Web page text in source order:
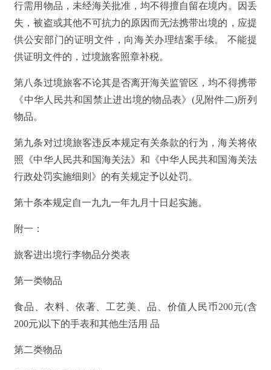
行需用物品，未经海关批准，均不得擅自留在境内。因丢
失，被盗或其他不可抗力的原因而无法携带出境的，应提
供公安部门的证明文件，向海关办理结案手续。 不能提
供证明文件的，过境旅客照章补税。
第八条过境旅客不论其是否离开海关监管区，均不得携带
《中华人民共和国禁止进出境的物品表》(见附件二)所列
物品。
第九条对过境旅客违反本规定有关条款的行为，海关将依
照《中华人民共和国海关法》和《中华人民共和国海关法
行政处罚实施细则》的有关规定予以处罚。
第十条本规定自一九九一年九月十日起实施。
附一：
旅客进出境行李物品分类表
第一类物品
食品、衣料、依著、工艺美、品、价值人民币200元(含
200元)以下的手表和其他生活用 品
第二类物品